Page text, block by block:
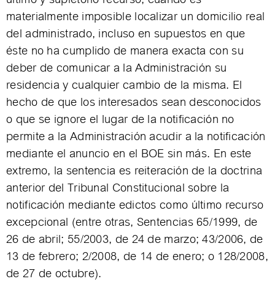
materialmente imposible localizar un domicilio real
del administrado, incluso en supuestos en que
éste no ha cumplido de manera exacta con su
deber de comunicar a la Administración su
residencia y cualquier cambio de la misma. El
hecho de que los interesados sean desconocidos
o que se ignore el lugar de la notificación no
permite a la Administración acudir a la notificación
mediante el anuncio en el BOE sin más. En este
extremo, la sentencia es reiteración de la doctrina
anterior del Tribunal Constitucional sobre la
notificación mediante edictos como último recurso
excepcional (entre otras, Sentencias 65/1999, de
26 de abril; 55/2003, de 24 de marzo; 43/2006, de
13 de febrero; 2/2008, de 14 de enero; o 128/2008,
de 27 de octubre).